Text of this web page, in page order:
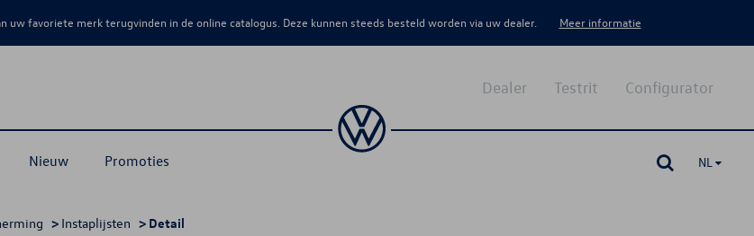
uw favoriete merk terugvinden in de online catalogus. Deze kunnen steeds besteld worden via uw dealer. Meer informatie
Nieuw Promoties
Configurator
Testrit
Dealer
NL
> Instaplijsten > Detail